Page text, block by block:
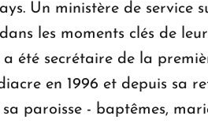
Un ministère de service
les moments clés de
été secrétaire de la
en 1996 et depuis sa
paroisse - baptêmes,